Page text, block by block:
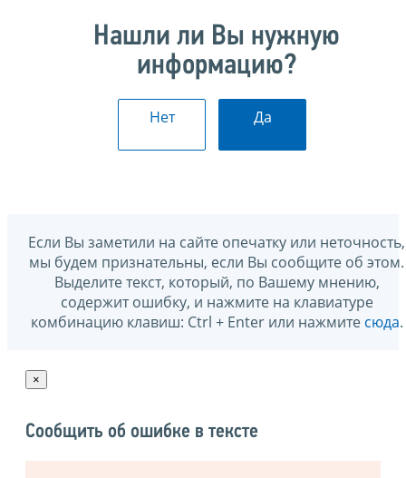
Нашли ли Вы нужную
информацию?
Нет Да
Если Вы заметили на сайте опечатку или неточность,
мы будем признательны, если Вы сообщите об этом.
Выделите текст, который, по Вашему мнению,
содержит ошибку, и нажмите на клавиатуре
комбинацию клавиш: Ctrl + Enter или нажмите сюда.
×
Сообщить об ошибке в тексте